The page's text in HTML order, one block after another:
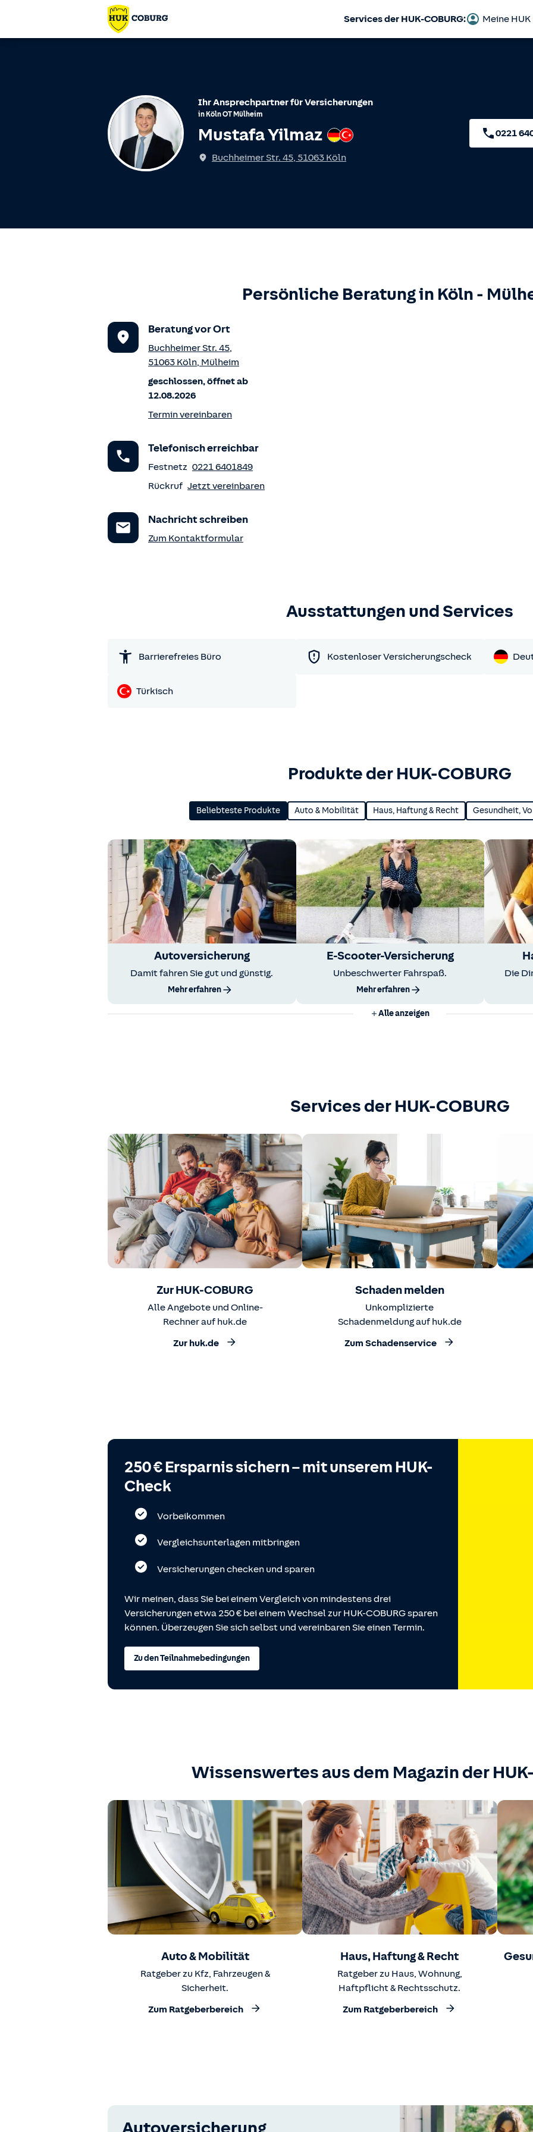
Services der HUK-COBURG: Meine HUK
Ihr Ansprechpartner für Versicherungen
in KölnOT Mülheim
Mustafa Yilmaz
Spricht Deutsch
Türkisch
Buchheimer Str. 45, 51063 Köln
0221
Persönliche Beratung in Köln -
Beratung vor Ort
Buchheimer Str. 45,
51063 Köln, Mülheim
geschlossen, öffnet ab
12.08.2026
Termin vereinbaren
Telefonisch erreichbar
Festnetz 0221 6401849
Rückruf Jetzt vereinbaren
Nachricht schreiben
Zum Kontaktformular
Ausstattungen und Services
Barrierefreies Büro Kostenloser Versicherungscheck
Türkisch
Produkte der HUK-COBURG
Beliebteste Produkte Auto & Mobilität Haus, Haftung & Recht Gesundheit,
Autoversicherung
Damit fahren Sie gut und günstig.
Mehr erfahren
E-Scooter-Versicherung
Unbeschwerter Fahrspaß.
Mehr erfahren
Die
Alle anzeigen
Services der HUK-COBURG
Zur HUK-COBURG
Alle Angebote und Online-
Rechner auf huk.de
Zur huk.de
Schaden melden
Unkomplizierte
Schadenmeldung auf huk.de
Zum Schadenservice
250 € Ersparnis sichern – mit unserem HUK-
Check
Vorbeikommen
Vergleichsunterlagen mitbringen
Versicherungen checken und sparen
Wir meinen, dass Sie bei einem Vergleich von mindestens drei
Versicherungen etwa 250 € bei einem Wechsel zur HUK-COBURG sparen
können. Überzeugen Sie sich selbst und vereinbaren Sie einen Termin.
Zu den Teilnahmebedingungen
Wissenswertes aus dem Magazin der
Auto & Mobilität
Ratgeber zu Kfz, Fahrzeugen &
Sicherheit.
Zum Ratgeberbereich
Haus, Haftung & Recht
Ratgeber zu Haus, Wohnung,
Haftpflicht & Rechtsschutz.
Zum Ratgeberbereich
Autoversicherung